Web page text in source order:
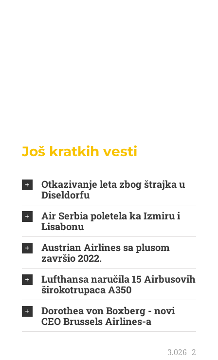
Još kratkih vesti
Otkazivanje leta zbog štrajka u
Diseldorfu
Air Serbia poletela ka Izmiru i
Lisabonu
Austrian Airlines sa plusom
završio 2022.
Lufthansa naručila 15 Airbusovih
širokotrupaca A350
Dorothea von Boxberg - novi
CEO Brussels Airlines-a
3.026 2